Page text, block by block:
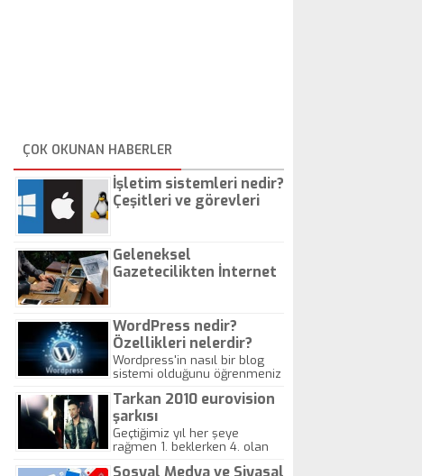
ÇOK OKUNAN HABERLER
İşletim sistemleri nedir?
Çeşitleri ve görevleri
Geleneksel
Gazetecilikten İnternet
WordPress nedir?
Özellikleri nelerdir?
Wordpress'in nasıl bir blog
sistemi olduğunu öğrenmeniz
Tarkan 2010 eurovision
şarkısı
Geçtiğimiz yıl her şeye
rağmen 1. beklerken 4. olan
Sosyal Medya ve Siyasal